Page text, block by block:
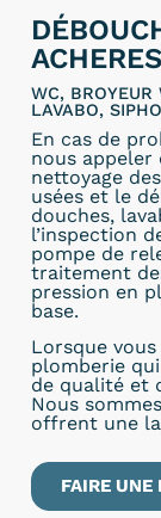
WC, BROYEUR
LAVABO,
En cas de
nous appeler
nettoyage
usées et le
douches,
l’inspection
pompe de
traitement
pression en
base.
Lorsque vous
plomberie
de qualité et
Nous
offrent une
FAIRE UNE